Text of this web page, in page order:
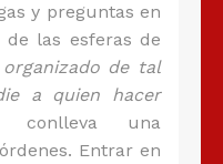
y preguntas en
las esferas de
de tal
a quien hacer
una
Entrar en